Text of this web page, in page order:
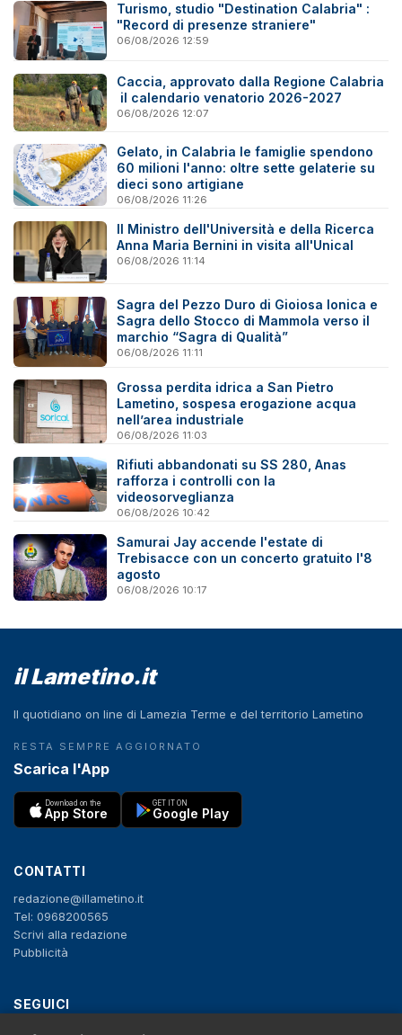
Turismo, studio "Destination Calabria" :
"Record di presenze straniere"
06/08/2026 12:59
Caccia, approvato dalla Regione Calabria
il calendario venatorio 2026-2027
06/08/2026 12:07
Gelato, in Calabria le famiglie spendono
60 milioni l'anno: oltre sette gelaterie su
dieci sono artigiane
06/08/2026 11:26
Il Ministro dell'Università e della Ricerca
Anna Maria Bernini in visita all'Unical
06/08/2026 11:14
Sagra del Pezzo Duro di Gioiosa Ionica e
Sagra dello Stocco di Mammola verso il
marchio “Sagra di Qualità”
06/08/2026 11:11
Grossa perdita idrica a San Pietro
Lametino, sospesa erogazione acqua
nell’area industriale
06/08/2026 11:03
Rifiuti abbandonati su SS 280, Anas
rafforza i controlli con la
videosorveglianza
06/08/2026 10:42
Samurai Jay accende l'estate di
Trebisacce con un concerto gratuito l'8
agosto
06/08/2026 10:17
il Lametino.it
Il quotidiano on line di Lamezia Terme e del territorio Lametino
RESTA SEMPRE AGGIORNATO
Scarica l'App
Download on the
App Store
GET IT ON
Google Play
CONTATTI
redazione@illametino.it
Tel: 0968200565
Scrivi alla redazione
Pubblicità
SEGUICI